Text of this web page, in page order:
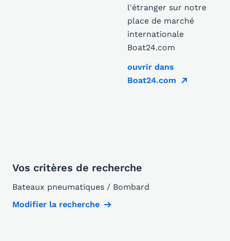
l'étranger sur notre
place de marché
internationale
Boat24.com
ouvrir dans
Boat24.com
Vos critères de recherche
Bateaux pneumatiques / Bombard
Modifier la recherche